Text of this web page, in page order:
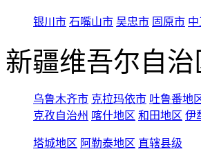
银川市 石嘴山市 吴忠市 固原市
新疆维吾尔自治
乌鲁木齐市 克拉玛依市 吐鲁番地
克孜自治州 喀什地区 和田地区 伊
塔城地区 阿勒泰地区 直辖县级